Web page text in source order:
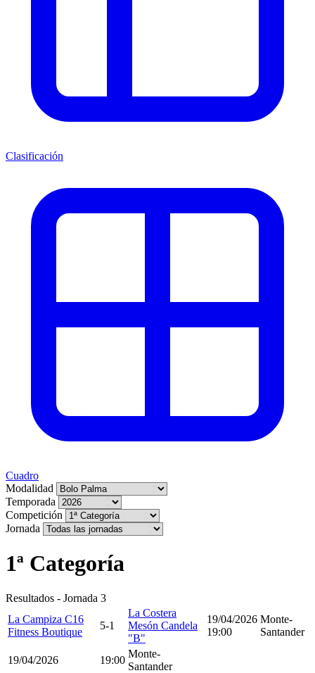
Clasificación
Cuadro
Modalidad
Temporada
Competición
Jornada
1ª Categoría
Resultados - Jornada 3
La Campiza C16
Fitness Boutique
5-1
La Costera
Mesón Candela
"B"
19/04/2026
19:00
Monte-
Santander
19/04/2026 19:00
Monte-
Santander